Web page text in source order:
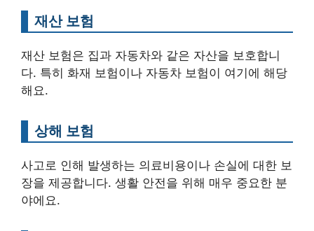
재산 보험
재산 보험은 집과 자동차와 같은 자산을 보호합니
다. 특히 화재 보험이나 자동차 보험이 여기에 해당
해요.
상해 보험
사고로 인해 발생하는 의료비용이나 손실에 대한 보
장을 제공합니다. 생활 안전을 위해 매우 중요한 분
야에요.